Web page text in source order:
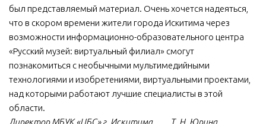
был представляемый материал. Очень хочется надеяться,
что в скором времени жители города Искитима через
возможности информационно-образовательного центра
«Русский музей: виртуальный филиал» смогут
познакомиться с необычными мультимедийными
технологиями и изобретениями, виртуальными проектами,
над которыми работают лучшие специалисты в этой
области.
Директор МБУК «ЦБС» г. Искитима Т. Н. Юрина